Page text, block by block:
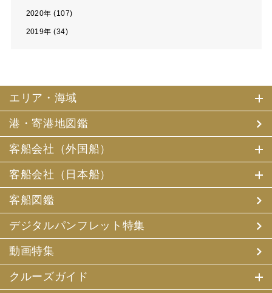
2020年 (107)
2019年 (34)
エリア・海域
港・寄港地図鑑
客船会社（外国船）
客船会社（日本船）
客船図鑑
デジタルパンフレット特集
動画特集
クルーズガイド